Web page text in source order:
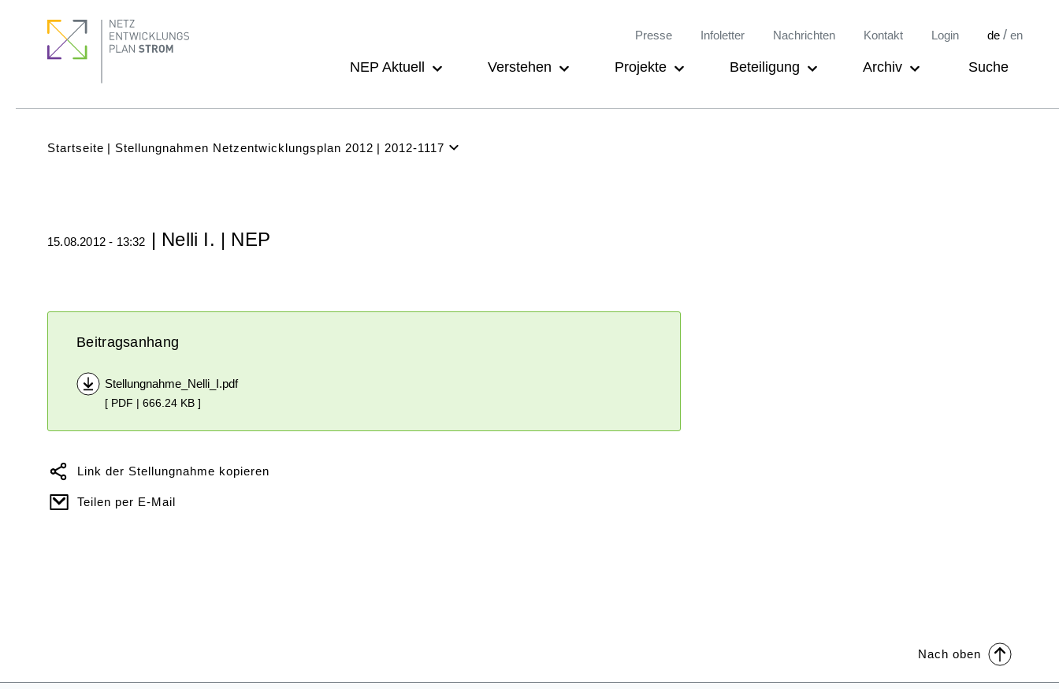
NEP Aktuell
Verstehen Projekte Beteiligung Archiv Suche
de / en
Meta-
Presse Infoletter Nachrichten Kontakt Login
(Main)Pfadnavigation
Startseite Stellungnahmen Netzentwicklungsplan 2012
2012-1117
15.08.2012 - 13:32 | Nelli I. | NEP
Beitragsanhang
Stellungnahme_Nelli_I.pdf
[ PDF | 666.24 KB ]
Link der Stellungnahme kopieren
Teilen per E-Mail
Nach oben
Menu
quick
links